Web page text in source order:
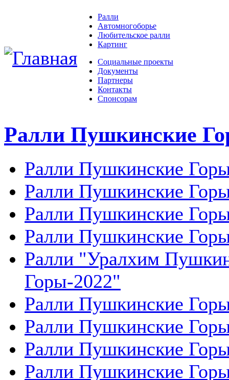
Ралли
Автомногоборье
Любительское ралли
Картинг
Социальные проекты
Документы
Партнеры
Контакты
Спонсорам
Ралли Пушкинские
Ралли Пушкинские
Ралли Пушкинские
Ралли Пушкинские
Ралли Пушкинские
Ралли "Уралхим
Горы-2022"
Ралли Пушкинские
Ралли Пушкинские
Ралли Пушкинские
Ралли Пушкинские